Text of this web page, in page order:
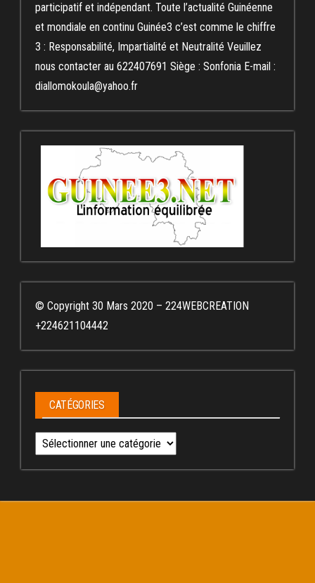
participatif et indépendant. Toute l’actualité Guinéenne
et mondiale en continu Guinée3 c’est comme le chiffre
3 : Responsabilité, Impartialité et Neutralité Veuillez
nous contacter au 622407691 Siège : Sonfonia E-mail :
diallomokoula@yahoo.fr
© Copyright 30 Mars 2020 – 224WEBCREATION
+224621104442
CATÉGORIES
Catégories